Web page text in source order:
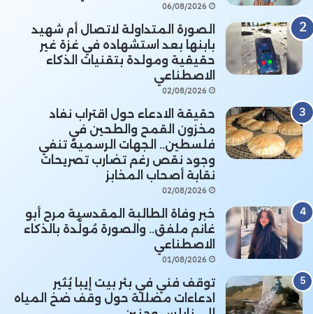
06/08/2026
الصورة المتداولة لاتصال أم شهيد
بابنها بعد استشهاده في غزة غير
حقيقية ومولدة بتقنيات الذكاء
الاصطناعي
02/08/2026
حقيقة الادعاء حول اقتراب نفاد
مخزون القمح والطحين في
فلسطين.. الجهات الرسمية تنفي
وجود نقص رغم تضارب تصريحات
نقابة أصحاب المخابز
02/08/2026
خبر وفاة الطالبة المقدسية مرح أبو
غانم ملفق.. والصورة مُولَّدة بالذكاء
الاصطناعي
01/08/2026
توقف فني في بئر بيت إيبا يُثير
ادعاءات مضللة حول وقف ضخ المياه